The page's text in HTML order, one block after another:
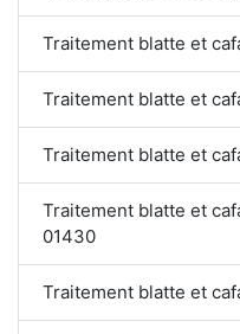
Traitement blatte et
Traitement blatte et
Traitement blatte et
Traitement blatte et
01430
Traitement blatte et